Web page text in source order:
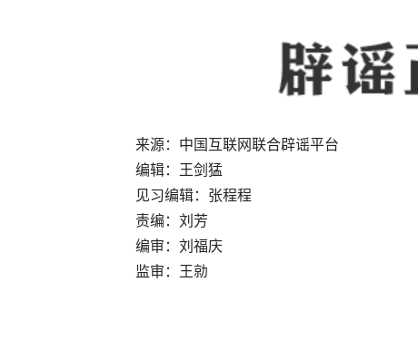
来源：中国互联网联合辟谣平台
编辑：王剑猛
见习编辑：张程程
责编：刘芳
编审：刘福庆
监审：王勍